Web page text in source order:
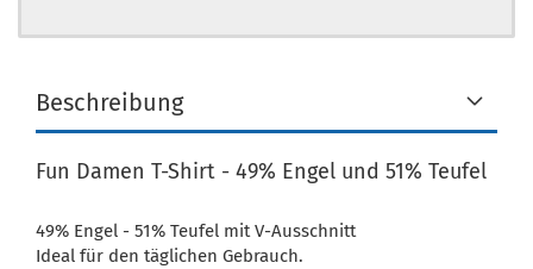
Beschreibung
Fun Damen T-Shirt - 49% Engel und 51% Teufel
49% Engel - 51% Teufel mit V-Ausschnitt
Ideal für den täglichen Gebrauch.